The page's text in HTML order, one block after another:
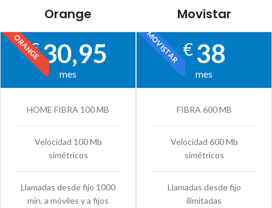
Orange
ORANGE
€30,95
mes
HOME FIBRA 100 MB
Velocidad 100 Mb
simétricos
Llamadas desde fijo 1000
min. a móviles y a fijos
Movistar
MOVISTAR€38
mes
FIBRA 600 MB
Velocidad 600 Mb
simétricos
Llamadas desde fijo
ilimitadas